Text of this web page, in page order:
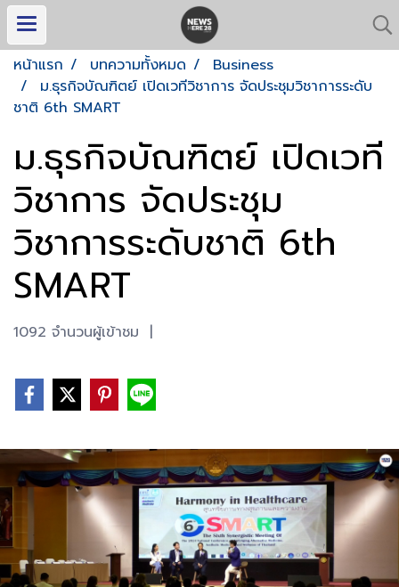
หน้าแรก บทความทั้งหมด
Business
ม.ธุรกิจบัณฑิตย์ เปิดเวทีวิชาการ จัดประชุมวิชาการระดับ
ชาติ 6th SMART
ม.ธุรกิจบัณฑิตย์ เปิดเวที
วิชาการ จัดประชุม
วิชาการระดับชาติ 6th
SMART
1092 จำนวนผู้เข้าชม |